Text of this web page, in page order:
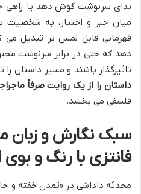
ندای سرنوشت گوش دهد یا راهی
میان جبر و اختیار، به شخصیت
قهرمانی قابل لمس تر تبدیل می
دهد که حتی در برابر سرنوشت
تاثیرگذار باشند و مسیر داستان
داستان را از یک روایت صرفاً
فلسفی می بخشد.
سبک نگارش و زبان
فانتزی با رنگ و بوی
محدثه داداشی در «تمدن خفته و